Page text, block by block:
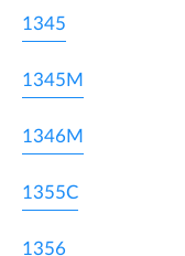
1345
1345M
1346M
1355C
1356